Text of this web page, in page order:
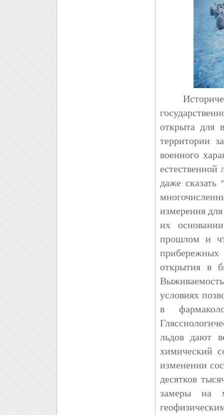
открыта для
территории
военного
даже сказать
измерения
их
прошлом и
открытия в
условиях
в
льдов дают
химический
изменении
десятков
замеры на